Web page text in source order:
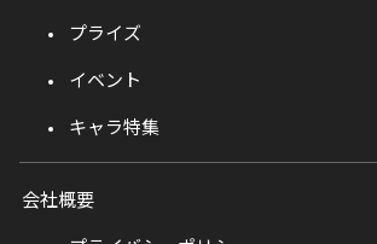
プライズ
イベント
キャラ特集
会社概要